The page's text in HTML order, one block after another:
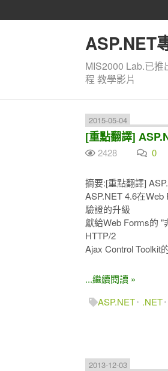
ASP.NET
MIS2000 Lab.已
程 教學影片
2015-05-04
[重點翻譯]
2428 0
摘要:[重點翻譯]
ASP.NET 4.6在
驗證的升級
獻給Web Forms的 "
HTTP/2
Ajax Control Toolkit
...繼續閱讀 »
ASP.NET
.NET
2013-12-03